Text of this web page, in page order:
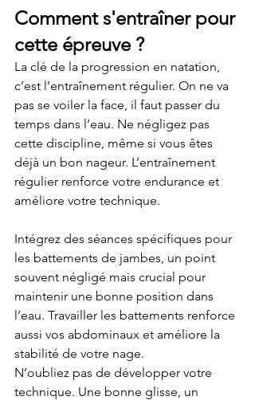
Comment s'entraîner pour
cette épreuve ?
La clé de la progression en natation,
c’est l’entraînement régulier. On ne va
pas se voiler la face, il faut passer du
temps dans l’eau. Ne négligez pas
cette discipline, même si vous êtes
déjà un bon nageur. L’entraînement
régulier renforce votre endurance et
améliore votre technique.
Intégrez des séances spécifiques pour
les battements de jambes, un point
souvent négligé mais crucial pour
maintenir une bonne position dans
l’eau. Travailler les battements renforce
aussi vos abdominaux et améliore la
stabilité de votre nage.
N’oubliez pas de développer votre
technique. Une bonne glisse, un